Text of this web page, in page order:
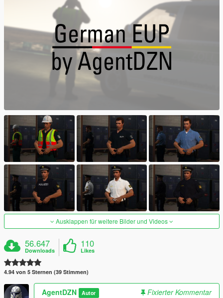
Ausklappen für weitere Bilder und Videos
56.647
Downloads
110
Likes
4.94 von 5 Sternen (39 Stimmen)
AgentDZN Autor
Fixierter Kommentar